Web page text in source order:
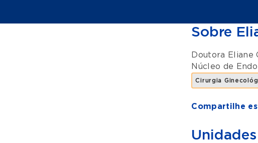
Sobre
Doutora Eliane
Núcleo de
Cirurgia
Compartilhe